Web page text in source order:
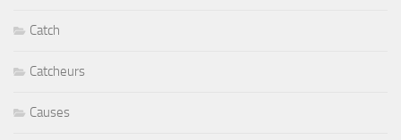
Catch
Catcheurs
Causes